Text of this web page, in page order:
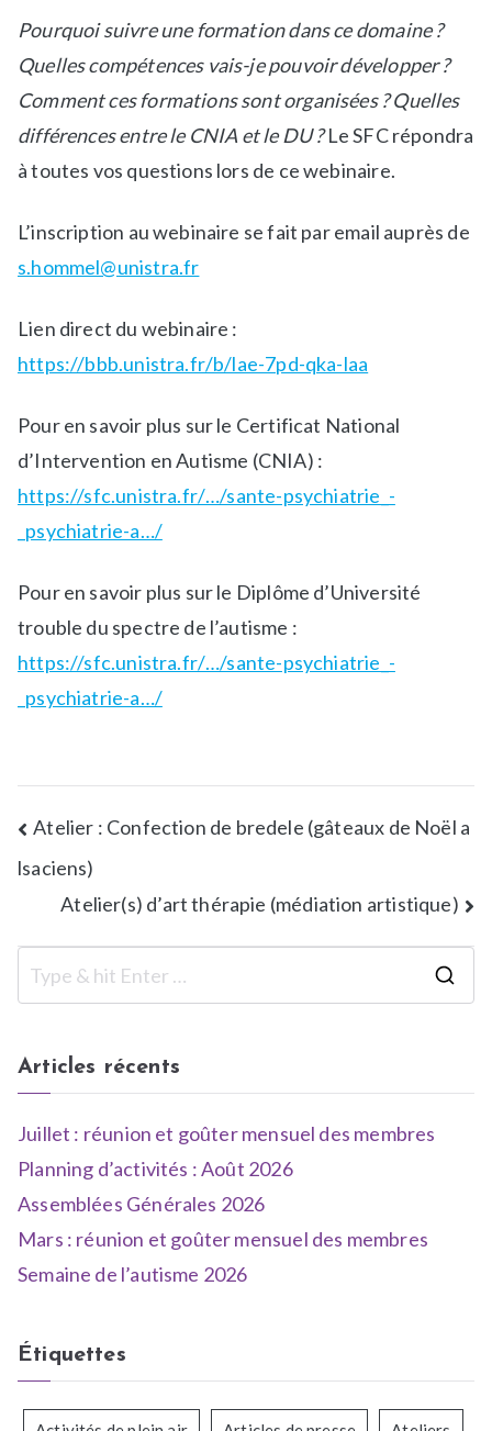
-
l
a
n
,
N
m
a
t
n
Pourquoi suivre une formation dans ce domaine ?
Quelles compétences vais-je pouvoir développer ?
Comment ces formations sont organisées ? Quelles
différences entre le CNIA et le DU ?Le SFC répondra
à toutes vos questions lors de ce webinaire.
L’inscription au webinaire se fait par email auprès de
s.hommel@unistra.fr
Lien direct du webinaire :
https://bbb.unistra.fr/b/lae-7pd-qka-laa
Pour en savoir plus sur le Certificat National
d’Intervention en Autisme (CNIA) :
https://sfc.unistra.fr/…/sante-psychiatrie_-
_psychiatrie-a…/
Pour en savoir plus sur le Diplôme d’Université
trouble du spectre de l’autisme :
https://sfc.unistra.fr/…/sante-psychiatrie_-
_psychiatrie-a…/
Atelier : Confection de bredele (gâteaux de Noël a
lsaciens)
Atelier(s) d’art thérapie (médiation artistique)
Articles récents
Juillet : réunion et goûter mensuel des membres
Planning d’activités : Août 2026
Assemblées Générales 2026
Mars : réunion et goûter mensuel des membres
Semaine de l’autisme 2026
Étiquettes